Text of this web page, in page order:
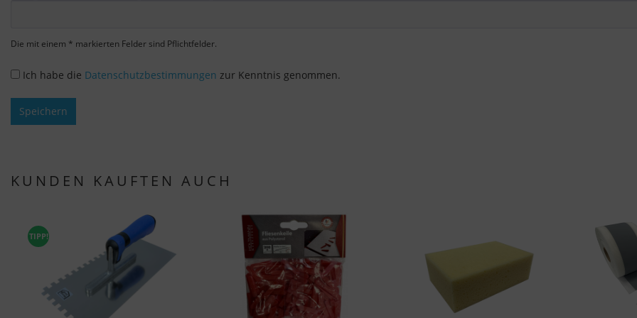
Die mit einem * markierten Felder sind Pflichtfelder.
Ich habe die Datenschutzbestimmungen zur Kenntnis genommen.
Speichern
KUNDEN KAUFTEN AUCH
TIPP!
ohne Rechtsmittel, verarbeitet werden. Wenn Sie auf "Nur